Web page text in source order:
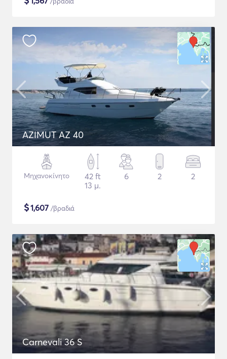
AZIMUT AZ 40
Μηχανοκίνητο
42 ft
13 μ.
6 2 2
$1,607 /βραδιά
Carnevali 36 S